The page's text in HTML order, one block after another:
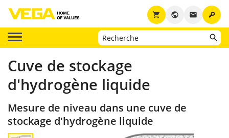
key
email
public
shopping_cart
Cuve de stockage
d'hydrogène liquide
Mesure de niveau dans une cuve de
stockage d'hydrogène liquide